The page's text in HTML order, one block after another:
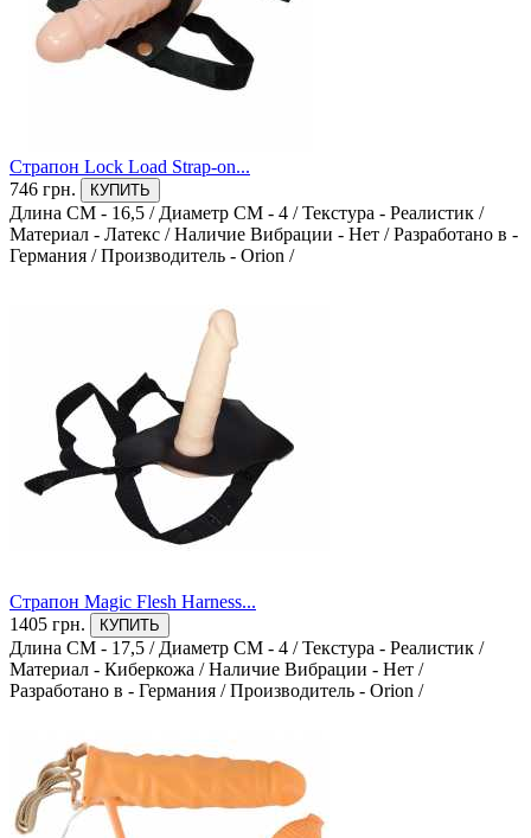
Страпон Lock Load Strap-on...
746 грн.
КУПИТЬ
Длина СМ - 16,5 / Диаметр СМ - 4 /Текстура - Реалистик /
Материал - Латекс /Наличие Вибрации - Нет /Разработано в -
Германия /Производитель - Orion /
Страпон Magic Flesh Harness...
1405 грн.
КУПИТЬ
Длина СМ - 17,5 / Диаметр СМ - 4 /Текстура - Реалистик /
Материал - Киберкожа /Наличие Вибрации - Нет /
Разработано в - Германия /Производитель - Orion /